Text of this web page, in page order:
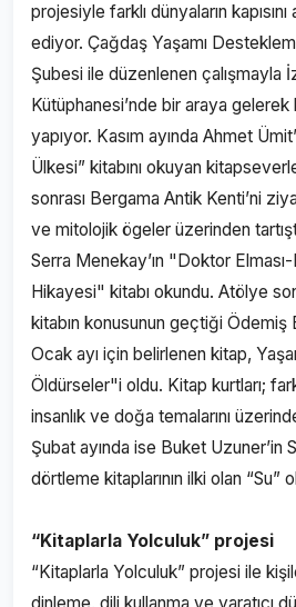
projesiyle farklı dünyaların
ediyor. Çağdaş Yaşamı
Şubesi ile düzenlenen çalışmayla
Kütüphanesi’nde bir araya
yapıyor. Kasım ayında Ahmet
Ülkesi” kitabını okuyan
sonrası Bergama Antik Kenti’ni
ve mitolojik ögeler üzerinden
Serra Menekay’ın "Doktor
Hikayesi" kitabı okundu. Atölye
kitabın konusunun geçtiği
Ocak ayı için belirlenen kitap,
Öldürseler"i oldu. Kitap kurtları;
insanlık ve doğa temalarını
Şubat ayında ise Buket Uzuner’in
dörtleme kitaplarının ilki olan “Su”
“Kitaplarla Yolculuk” projesi
“Kitaplarla Yolculuk” projesi ile